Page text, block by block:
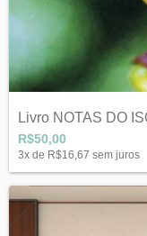
Livro NOTAS DO
R$50,00
3x de R$16,67 sem juros